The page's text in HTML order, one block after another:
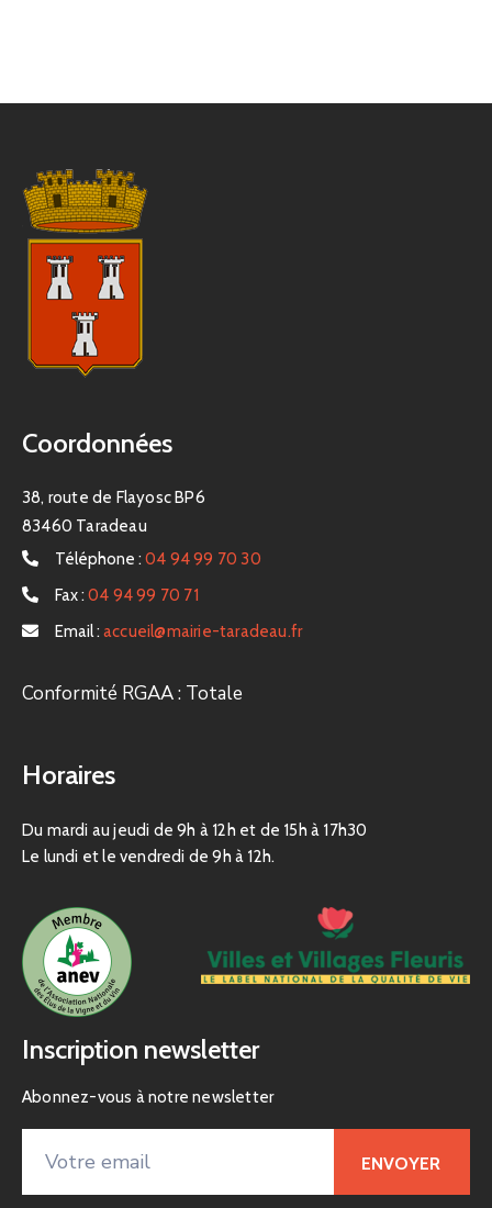
Coordonnées
38, route de Flayosc BP6
83460 Taradeau
Téléphone : 04 94 99 70 30
Fax : 04 94 99 70 71
Email : accueil@mairie-taradeau.fr
Conformité RGAA : Totale
Horaires
Du mardi au jeudi de 9h à 12h et de 15h à 17h30
Le lundi et le vendredi de 9h à 12h.
Inscription newsletter
Abonnez-vous à notre newsletter